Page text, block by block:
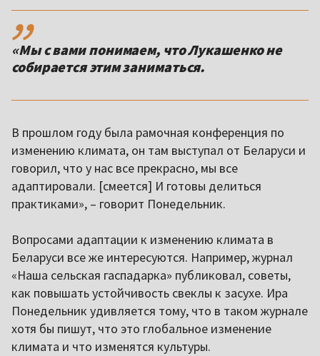
«Мы с вами понимаем, что Лукашенко не
собирается этим заниматься.
В прошлом году была рамочная конференция по
изменению климата, он там выступал от Беларуси и
говорил, что у нас все прекрасно, мы все
адаптировали. [смеется] И готовы делиться
практиками», – говорит Понедельник.
Вопросами адаптации к изменению климата в
Беларуси все же интересуются. Например, журнал
«Наша сельская гаспадарка» публиковал, советы,
как повышать устойчивость свеклы к засухе. Ира
Понедельник удивляется тому, что в таком журнале
хотя бы пишут, что это глобальное изменение
климата и что изменятся культуры.